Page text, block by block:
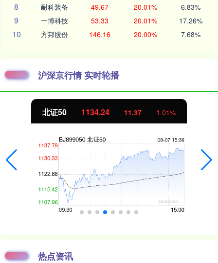
8 耐科装备 49.67 20.01% 6.83%
9 一博科技 53.33 20.01% 17.26%
10 方邦股份 146.16 20.00% 7.68%
沪深京行情 实时轮播
北证50 1134.24 11.37 1.01%
热点资讯